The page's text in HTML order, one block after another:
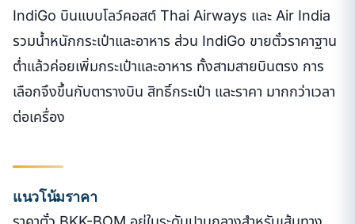
IndiGo บินแบบโลว์คอสต์ Thai Airways และ Air India
รวมน้ำหนักกระเป๋าและอาหาร ส่วน IndiGo ขายตั๋วราคาฐาน
ต่ำแล้วค่อยเพิ่มกระเป๋าและอาหาร ทั้งสามสายบินตรง การ
เลือกจึงขึ้นกับตารางบิน สิทธิ์กระเป๋า และราคา มากกว่าเวลา
ต่อเครื่อง
แนวโน้มราคา